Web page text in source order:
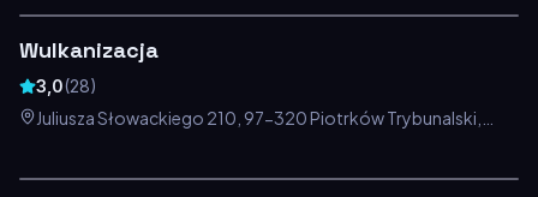
Wulkanizacja
3,0(28)
Juliusza Słowackiego 210, 97-320 Piotrków Trybunalski,